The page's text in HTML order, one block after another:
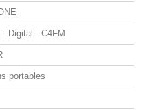
- Digital - C4FM
portables